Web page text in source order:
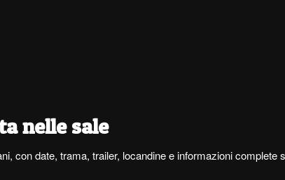
nelle sale
con date, trama, trailer, locandine e informazioni complete